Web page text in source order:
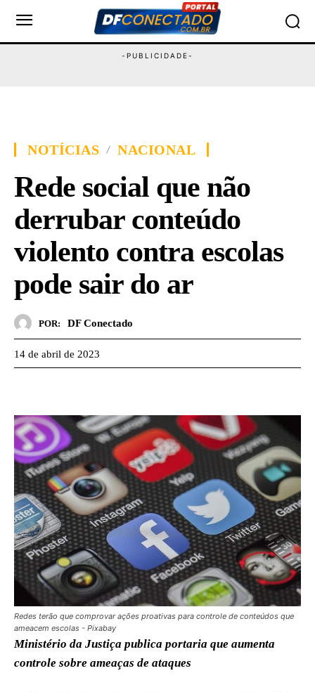
NOTÍCIAS NACIONAL
Rede social que não
derrubar conteúdo
violento contra escolas
pode sair do ar
POR: DF Conectado
14 de abril de 2023
Redes terão que comprovar ações proativas para controle de conteúdos que
ameacem escolas - Pixabay
Ministério da Justiça publica portaria que aumenta
controle sobre ameaças de ataques